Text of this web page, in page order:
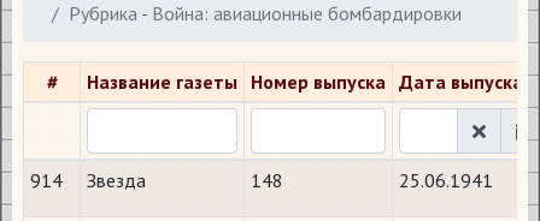
Рубрика - Война: авиационные бомбардировки
# Название газеты Номер выпуска Дата выпуска
914 Звезда 148 25.06.1941